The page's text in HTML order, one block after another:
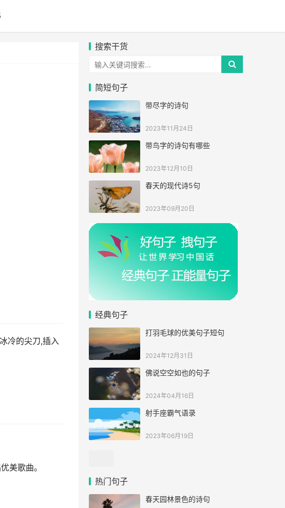
冷的尖刀,插入
美歌曲。
搜索干货
简短句子
带尽字的诗句
2023年11月24日
带鸟字的诗句有哪些
2023年12月10日
春天的现代诗5句
2023年09月20日
经典句子
打羽毛球的优美句子短句
2024年12月31日
佛说空空如也的句子
2024年04月16日
射手座霸气语录
2023年06月19日
热门句子
春天园林景色的诗句